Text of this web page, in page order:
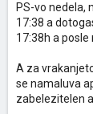
PS-vo nedela,
17:38 a
17:38h a posle
A za
se namaluva
zabelezitelen